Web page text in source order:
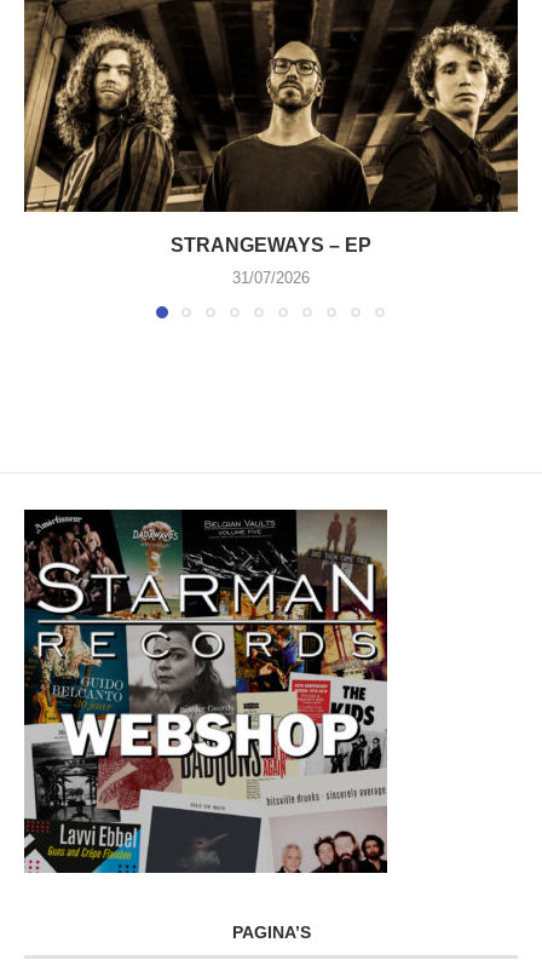
STRANGEWAYS – EP
31/07/2026
PAGINA’S